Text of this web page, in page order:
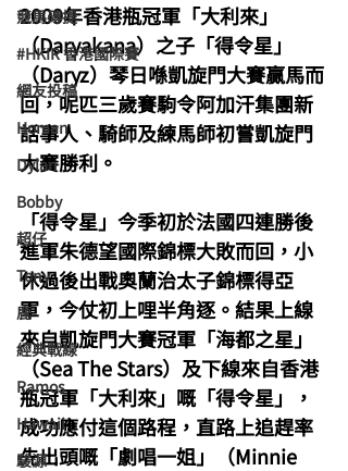
競馬磚提
#HKIR 香港國際賽
網友投稿
Homan
Dylan
Bobby
超仔
Tony
鹿
經典戰線
Ramos
Hawaii
駿源
2009年香港瓶冠軍「大利來」
（Daryakana）之子「得令星」
（Daryz）琴日喺凱旋門大賽贏馬而
回，呢匹三歲賽駒令阿加汗集團新
話事人、騎師及練馬師初嘗凱旋門
大賽勝利。
「得令星」今季初於法國四連勝後
進軍朱德望國際錦標大敗而回，小
休過後出戰奧蘭治太子錦標得亞
軍，今仗初上哩半角逐。結果上線
來自凱旋門大賽冠軍「海都之星」
（Sea The Stars）及下線來自香港
瓶冠軍「大利來」嘅「得令星」，
成功應付這個路程，直路上追趕率
先出頭嘅「劇唱一姐」（Minnie